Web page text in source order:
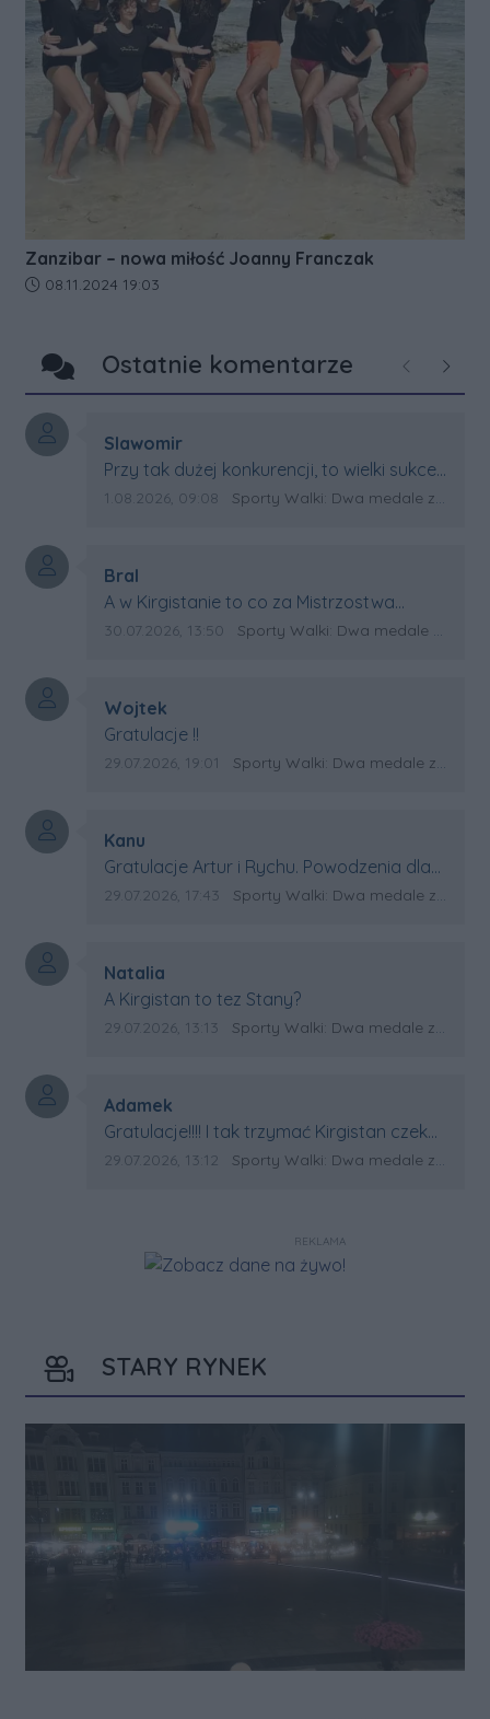
Zanzibar – nowa miłość Joanny Franczak
Data dodania artykułu:
08.11.2024 19:03
Ostatnie komentarze Poprzednie
Autor komentarza:
Slawomir
Treść komentarza:
Przy tak dużej konkurencji, to wielki sukces
Artura. Gratulacje !
Data dodania komentarza:
1.08.2026, 09:08 Źródło komentarza:
Sporty Walki: Dwa medale za oceanem
Autor komentarza:
Bral
Treść komentarza:
A w Kirgistanie to co za Mistrzostwa
Swiata?
Data dodania komentarza:
30.07.2026, 13:50 Źródło komentarza:
Sporty Walki: Dwa medale za oceanem
Autor komentarza:
Wojtek
Treść komentarza:
Gratulacje !!
Data dodania komentarza:
29.07.2026, 19:01 Źródło komentarza:
Sporty Walki: Dwa medale za oceanem
Autor komentarza:
Kanu
Treść komentarza:
Gratulacje Artur i Rychu. Powodzenia dla
Kirgistanu.
Data dodania komentarza:
29.07.2026, 17:43 Źródło komentarza:
Sporty Walki: Dwa medale za oceanem
Autor komentarza:
Natalia
Treść komentarza:
A Kirgistan to tez Stany?
Data dodania komentarza:
29.07.2026, 13:13 Źródło komentarza:
Sporty Walki: Dwa medale za oceanem
Autor komentarza:
Adamek
Treść komentarza:
Gratulacje!!!! I tak trzymać Kirgistan czeka
na powtórkę z USA a może i złote medale.
Data dodania komentarza:
29.07.2026, 13:12 Źródło komentarza:
Sporty Walki: Dwa medale za oceanem
REKLAMA
STARY RYNEK